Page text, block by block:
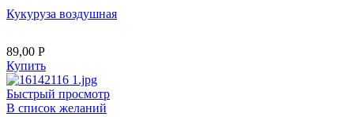
Кукуруза воздушная
89,00 Р
Купить
Быстрый просмотр
В список желаний